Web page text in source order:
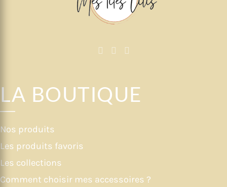
LA BOUTIQUE
Nos produits
Les produits favoris
Les collections
Comment choisir mes accessoires ?